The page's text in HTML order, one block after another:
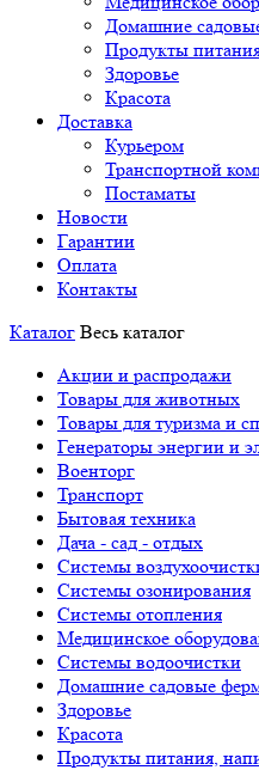
Домашние
Продукты
Здоровье
Красота
Доставка
Курьером
Транспортной
Постаматы
Новости
Гарантии
Оплата
Контакты
Каталог Весь каталог
Акции и распродажи
Товары для животных
Товары для туризма и
Генераторы энергии и
Военторг
Транспорт
Бытовая техника
Дача - сад - отдых
Системы
Системы озонирования
Системы отопления
Медицинское
Системы водоочистки
Домашние садовые
Здоровье
Красота
Продукты питания,